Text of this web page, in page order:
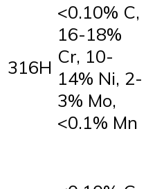
316H
<0.10% C,
16-18%
Cr, 10-
14% Ni, 2-
3% Mo,
<0.1% Mn